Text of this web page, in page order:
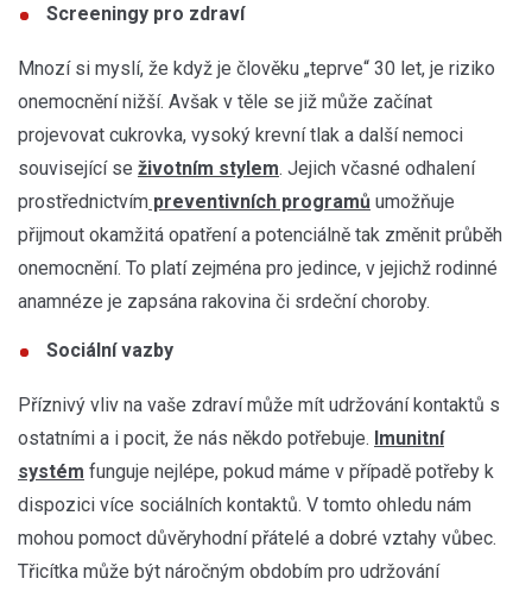
Screeningy pro zdraví
Mnozí si myslí, že když je člověku „teprve“ 30 let, je riziko
onemocnění nižší. Avšak v těle se již může začínat
projevovat cukrovka, vysoký krevní tlak a další nemoci
související se životním stylem. Jejich včasné odhalení
prostřednictvím preventivních programů umožňuje
přijmout okamžitá opatření a potenciálně tak změnit průběh
onemocnění. To platí zejména pro jedince, v jejichž rodinné
anamnéze je zapsána rakovina či srdeční choroby.
Sociální vazby
Příznivý vliv na vaše zdraví může mít udržování kontaktů s
ostatními a i pocit, že nás někdo potřebuje. Imunitní
systém funguje nejlépe, pokud máme v případě potřeby k
dispozici více sociálních kontaktů. V tomto ohledu nám
mohou pomoct důvěryhodní přátelé a dobré vztahy vůbec.
Třicítka může být náročným obdobím pro udržování